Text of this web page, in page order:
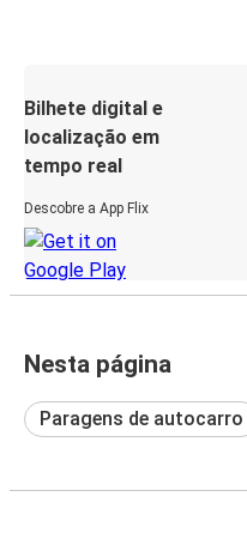
Bilhete digital e
localização em
tempo real
Descobre a App Flix
Nesta página
Paragens de autocarro